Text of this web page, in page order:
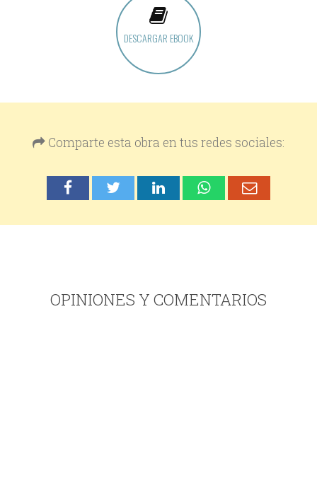
DESCARGAR EBOOK
Comparte esta obra en tus redes sociales:
OPINIONES Y COMENTARIOS